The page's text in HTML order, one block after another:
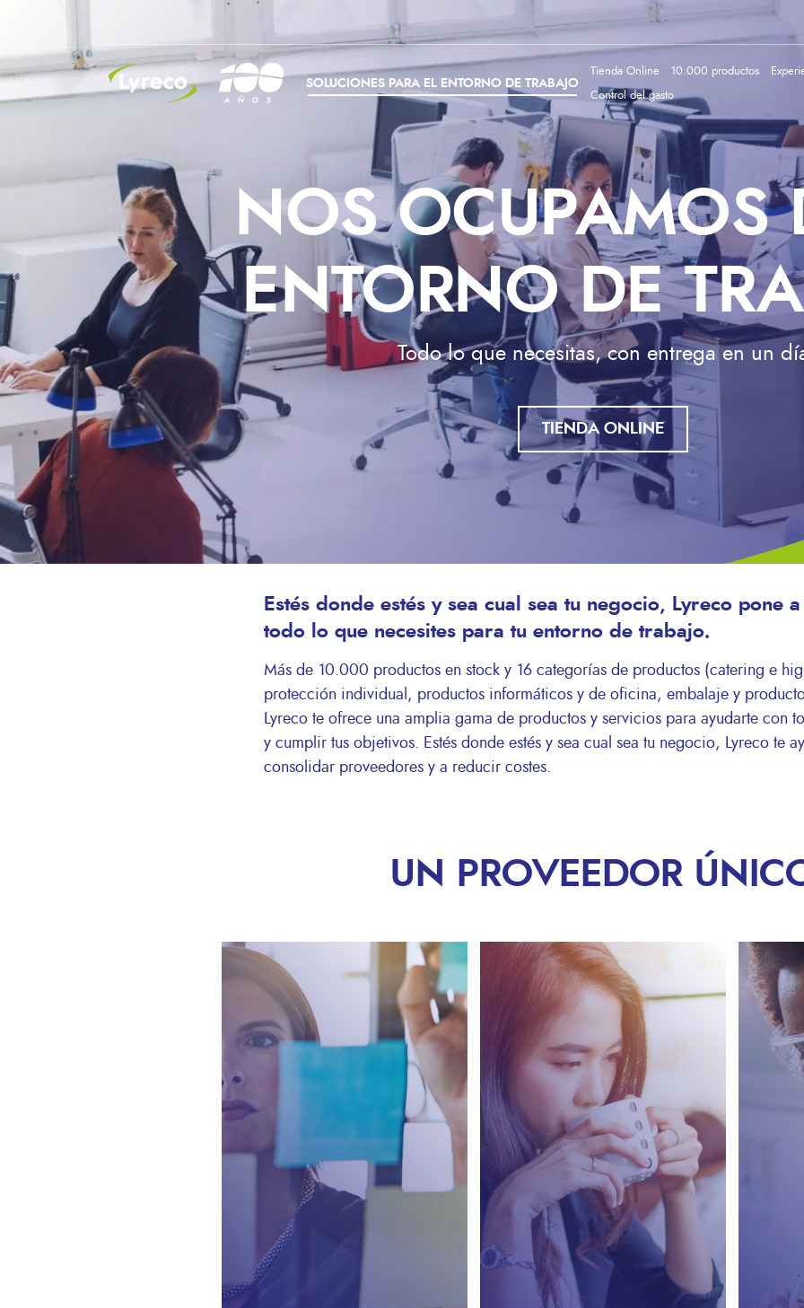
SOLUCIONES PARA EL ENTORNO DE TRABAJO
Tienda Online 10.000 productos
Control del gasto
CONOCE LYRECO
NOS OCUPAMOS
ENTORNO DE
Todo lo que necesitas, con entrega en un
TIENDA ONLINE
Estés donde estés y sea cual sea tu negocio, Lyreco pone
todo lo que necesites para tu entorno de trabajo.
Más de 10.000 productos en stock y 16 categorías de productos (catering e
protección individual, productos informáticos y de oficina, embalaje y
Lyreco te ofrece una amplia gama de productos y servicios para ayudarte con
y cumplir tus objetivos. Estés donde estés y sea cual sea tu negocio, Lyreco te
consolidar proveedores y a reducir costes.
UN PROVEEDOR